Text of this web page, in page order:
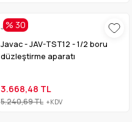
% 30
Javac
Javac - JAV-TST12 - 1/2 boru
düzleştirme aparatı
3.668,48 TL
5.240,69 TL +KDV